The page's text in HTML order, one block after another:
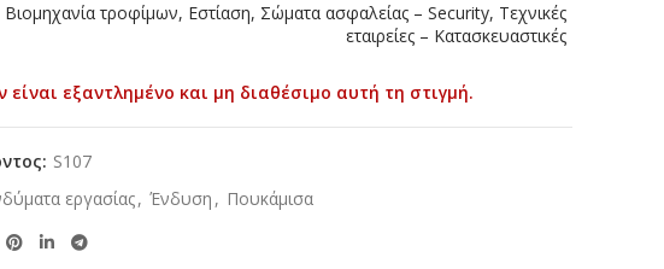
Βιομηχανία τροφίμων, Εστίαση, Σώματα ασφαλείας – Security, Τεχνικές
εταιρείες – Κατασκευαστικές
είναι εξαντλημένο και μη διαθέσιμο αυτή τη στιγμή.
S107
εργασίας, Ένδυση , Πουκάμισα